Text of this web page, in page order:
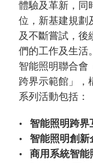
體驗及革新，同
位，新基建規劃
及不斷嘗試，後
們的工作及生活
智能照明聯合會
跨界示範館」，
系列活動包括：
智能照明跨界
智能照明創新
商用系統智能